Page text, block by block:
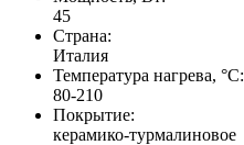
45
Страна:
Италия
Температура нагрева, °С:
80-210
Покрытие:
керамико-турмалиновое